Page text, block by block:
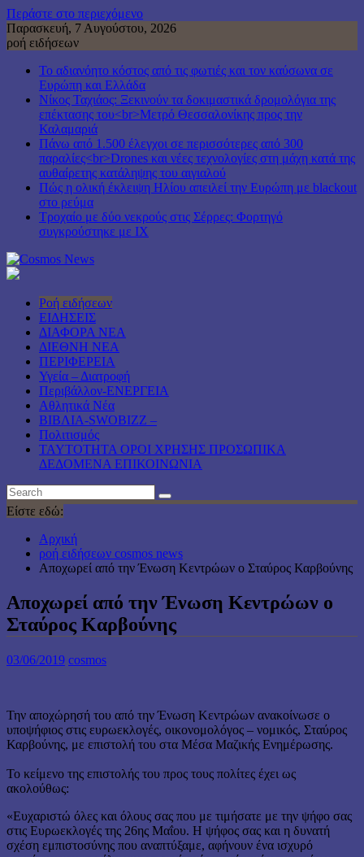
Περάστε στο περιεχόμενο
Παρασκευή, 7 Αυγούστου, 2026
ροή ειδήσεων
Το αδιανόητο κόστος από τις φωτιές και τον καύσωνα σε
Ευρώπη και Ελλάδα
Νίκος Ταχιάος: Ξεκινούν τα δοκιμαστικά δρομολόγια της
επέκτασης του<br>Μετρό Θεσσαλονίκης προς την
Καλαμαριά
Πάνω από 1.500 έλεγχοι σε περισσότερες από 300
παραλίες<br>Drones και νέες τεχνολογίες στη μάχη κατά της
αυθαίρετης κατάληψης του αιγιαλού
Πώς η ολική έκλειψη Ηλίου απειλεί την Ευρώπη με blackout
στο ρεύμα
Τροχαίο με δύο νεκρούς στις Σέρρες: Φορτηγό
συγκρούστηκε με ΙΧ
Ροή ειδήσεων
ΕΙΔΗΣΕΙΣ
ΔΙΑΦΟΡΑ ΝΕΑ
ΔΙΕΘΝΗ ΝΕΑ
ΠΕΡΙΦΕΡΕΙΑ
Υγεία – Διατροφή
Περιβάλλον-ΕΝΕΡΓΕΙΑ
Αθλητικά Νέα
ΒΙΒΛΙΑ-SWOBIZZ –
Πολιτισμός
TAYTOTHTA ΟΡΟΙ ΧΡΗΣΗΣ ΠΡΟΣΩΠΙΚΑ
ΔΕΔΟΜΕΝΑ ΕΠΙΚΟΙΝΩΝΙΑ
Είστε εδώ:
Αρχική
ροή ειδήσεων cosmos news
Αποχωρεί από την Ένωση Κεντρώων ο Σταύρος Καρβούνης
Αποχωρεί από την Ένωση Κεντρώων ο
Σταύρος Καρβούνης
03/06/2019 cosmos
Την αποχώρησή του από την Ένωση Κεντρώων ανακοίνωσε ο
υποψήφιος στις ευρωεκλογές, οικονομολόγος – νομικός, Σταύρος
Καρβούνης, με επιστολή του στα Μέσα Μαζικής Ενημέρωσης.
Το κείμενο της επιστολής του προς τους πολίτες έχει ως
ακολούθως:
«Ευχαριστώ όλες και όλους σας που με τιμήσατε με την ψήφο σας
στις Ευρωεκλογές της 26ης Μαΐου. Η ψήφος σας και η δυνατή
σχέση εμπιστοσύνης που αναπτύξαμε, αφήνουν ένα ισχυρό